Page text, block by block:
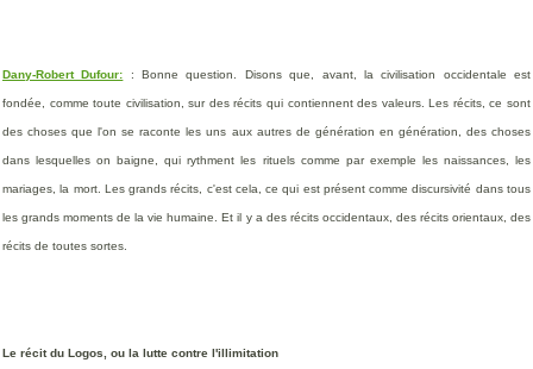
Dany-Robert Dufour: : Bonne question. Disons que, avant, la civilisation occidentale est
fondée, comme toute civilisation, sur des récits qui contiennent des valeurs. Les récits, ce sont
des choses que l'on se raconte les uns aux autres de génération en génération, des choses
dans lesquelles on baigne, qui rythment les rituels comme par exemple les naissances, les
mariages, la mort. Les grands récits, c'est cela, ce qui est présent comme discursivité dans tous
les grands moments de la vie humaine. Et il y a des récits occidentaux, des récits orientaux, des
récits de toutes sortes.
Le récit du Logos, ou la lutte contre l'illimitation